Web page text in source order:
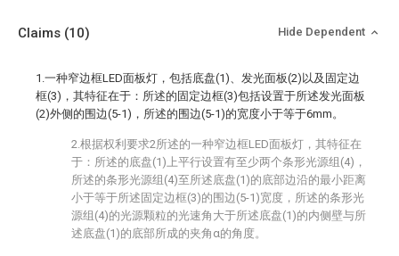
Claims (10) Hide Dependent
1.一种窄边框LED面板灯，包括底盘(1)、发光面板(2)以及固定边
框(3)，其特征在于：所述的固定边框(3)包括设置于所述发光面板
(2)外侧的围边(5-1)，所述的围边(5-1)的宽度小于等于6mm。
2.根据权利要求2所述的一种窄边框LED面板灯，其特征在
于：所述的底盘(1)上平行设置有至少两个条形光源组(4)，
所述的条形光源组(4)至所述底盘(1)的底部边沿的最小距离
小于等于所述固定边框(3)的围边(5-1)宽度，所述的条形光
源组(4)的光源颗粒的光速角大于所述底盘(1)的内侧壁与所
述底盘(1)的底部所成的夹角α的角度。